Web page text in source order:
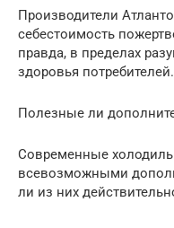
Производители
себестоимость
правда, в пределах
здоровья потребителей.
Полезные ли
Современные
всевозможными
ли из них